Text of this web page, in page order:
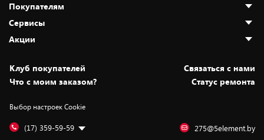
О нас
Адреса магазинов
Новости
Статьи и обзоры
Вакансии
Дай пять добру!
Покупателям
Как сделать заказ
Оплата и доставка
Безналичный расчёт
Обмен и возврат товара
Обработка персональных данных
Подарочные карты
Сервисы
Установка техники
Для игровых консолей
Для мобильных устройств
Для компьютеров
Акции
Скидки и промокоды
Белорусские товары
Бонусы
Оплата частями
Клуб покупателей
Cвязаться с нами
Что с моим заказом?
Статус ремонта
Выбор настроек Cookie
(17) 359-59-59 275@5element.by